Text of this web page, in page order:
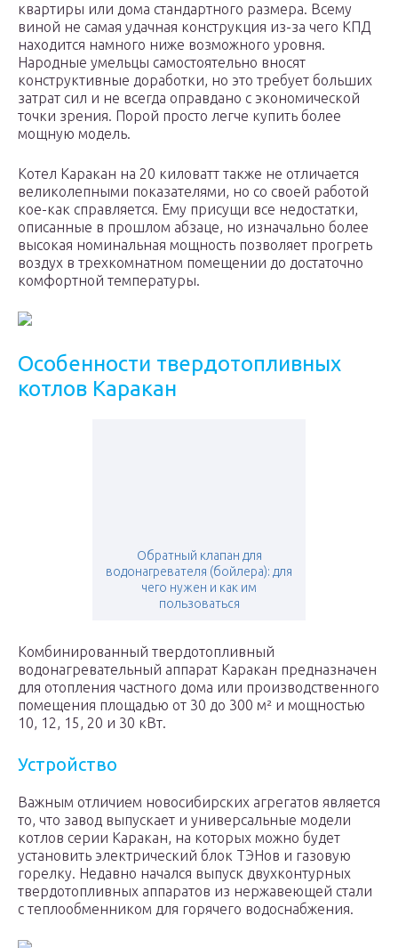
квартиры или дома стандартного размера. Всему
виной не самая удачная конструкция из-за чего КПД
находится намного ниже возможного уровня.
Народные умельцы самостоятельно вносят
конструктивные доработки, но это требует больших
затрат сил и не всегда оправдано с экономической
точки зрения. Порой просто легче купить более
мощную модель.
Котел Каракан на 20 киловатт также не отличается
великолепными показателями, но со своей работой
кое-как справляется. Ему присущи все недостатки,
описанные в прошлом абзаце, но изначально более
высокая номинальная мощность позволяет прогреть
воздух в трехкомнатном помещении до достаточно
комфортной температуры.
Особенности твердотопливных
котлов Каракан
Обратный клапан для
водонагревателя (бойлера): для
чего нужен и как им
пользоваться
Комбинированный твердотопливный
водонагревательный аппарат Каракан предназначен
для отопления частного дома или производственного
помещения площадью от 30 до 300 м² и мощностью
10, 12, 15, 20 и 30 кВт.
Устройство
Важным отличием новосибирских агрегатов является
то, что завод выпускает и универсальные модели
котлов серии Каракан, на которых можно будет
установить электрический блок ТЭНов и газовую
горелку. Недавно начался выпуск двухконтурных
твердотопливных аппаратов из нержавеющей стали
с теплообменником для горячего водоснабжения.